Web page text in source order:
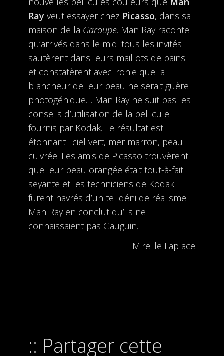
Ray veut essayer chez Picasso, dans sa
maison de la Garoupe. Man Ray raconte
qu’arrivés dans le midi tous les invités
sautèrent dans leurs maillots de bains
et constatèrent avec ironie que la
blancheur de leur peau ne serait guère
photogénique… Man Ray ne suit pas les
conseils d’utilisation de la pellicule
fournis par Kodak. Le résultat est
étonnant : ciel vert, mer marron, peau
cuivrée. Les amis de Picasso trouvèrent
que leur peau orangée était tout-à-fait
seyante et les techniciens de Kodak
furent navrés d’un tel déni de réalisme.
Man Ray en conclut qu’ils ne
connaissaient pas Gauguin.
Mireille Laplace
Partager cette